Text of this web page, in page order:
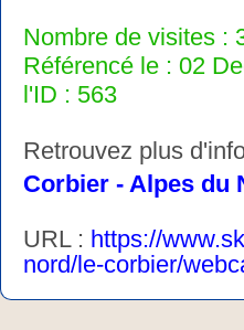
Nombre de visites :
Référencé le : 02
l'ID : 563
Retrouvez plus
Corbier - Alpes du
URL : https://
nord/le-corbier/